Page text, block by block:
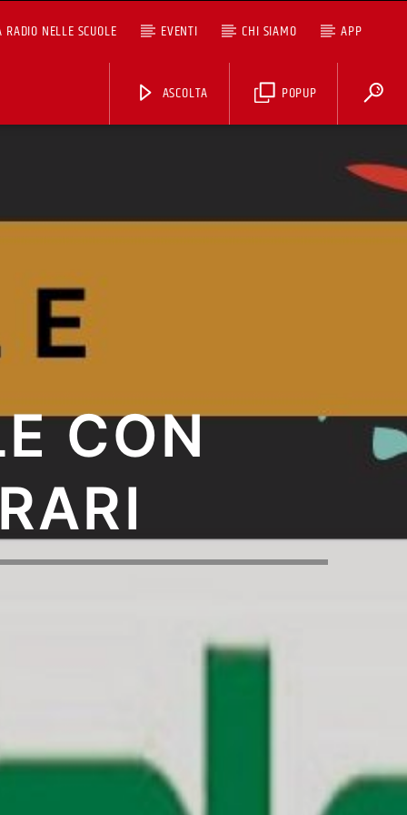
RADIO NELLE SCUOLE EVENTI CHI SIAMO APP
POPUP
ASCOLTA
CON